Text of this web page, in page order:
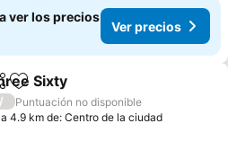
ver los precios
Ver precios
Añadir a favoritos
Sixty
/
Puntuación no disponible
a 4.9 km de: Centro de la ciudad